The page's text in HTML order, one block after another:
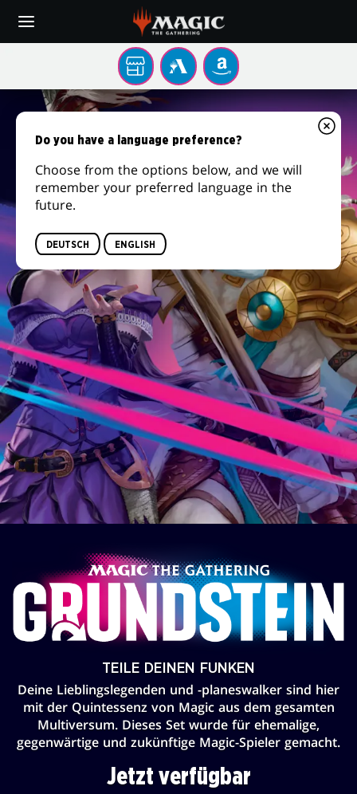
main
Einem
Store
in
Nähe
MTG
ARENA
AMAZON
MAGIC:
THE
GATHERING
GRUNDSTEIN
TEILE DEINEN FUNKEN
Deine Lieblingslegenden und -planeswalker sind hier
mit der Quintessenz von Magic aus dem gesamten
Multiversum. Dieses Set wurde für ehemalige,
gegenwärtige und zukünftige Magic-Spieler gemacht.
Jetzt verfügbar
Do you have a language preference?
Choose from the options below, and we will
remember your preferred language in the
future.
DEUTSCH ENGLISH